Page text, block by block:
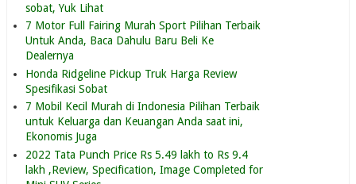
sobat, Yuk Lihat
7 Motor Full Fairing Murah Sport Pilihan Terbaik
Untuk Anda, Baca Dahulu Baru Beli Ke
Dealernya
Honda Ridgeline Pickup Truk Harga Review
Spesifikasi Sobat
7 Mobil Kecil Murah di Indonesia Pilihan Terbaik
untuk Keluarga dan Keuangan Anda saat ini,
Ekonomis Juga
2022 Tata Punch Price Rs 5.49 lakh to Rs 9.4
lakh ,Review, Specification, Image Completed for